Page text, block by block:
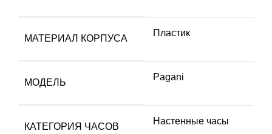
МАТЕРИАЛ КОРПУСА
Пластик
МОДЕЛЬ
Pagani
КАТЕГОРИЯ ЧАСОВ
Настенные часы